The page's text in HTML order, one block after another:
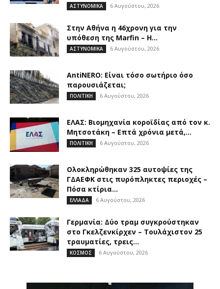
ΑΣΤΥΝΟΜΙΚΑ 6 Αυγούστου, 2026
Στην Αθήνα η 46χρονη για την
υπόθεση της Marfin – Η...
ΑΣΤΥΝΟΜΙΚΑ 6 Αυγούστου, 2026
AntiNERO: Είναι τόσο σωτήριο όσο
παρουσιάζεται;
ΠΟΛΙΤΙΚΗ 6 Αυγούστου, 2026
ΕΛΑΣ: Βιομηχανία κοροϊδίας από τον κ.
Μητσοτάκη – Επτά χρόνια μετά,...
ΠΟΛΙΤΙΚΗ 6 Αυγούστου, 2026
Ολοκληρώθηκαν 325 αυτοψίες της
ΓΔΑΕΦΚ στις πυρόπληκτες περιοχές –
Πόσα κτίρια...
ΕΛΛΑΔΑ 6 Αυγούστου, 2026
Γερμανία: Δύο τραμ συγκρούστηκαν
στο Γκελζενκίρχεν – Τουλάχιστον 25
τραυματίες, τρεις...
ΚΟΣΜΟΣ 6 Αυγούστου, 2026